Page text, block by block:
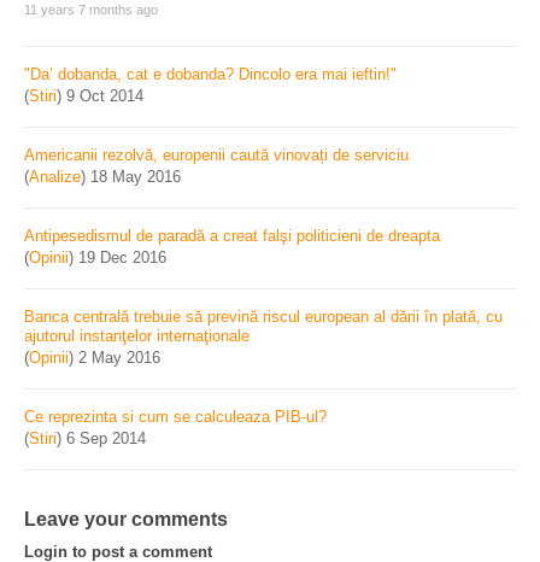
11 years 7 months ago
"Da’ dobanda, cat e dobanda? Dincolo era mai ieftin!"
(Stiri) 9 Oct 2014
Americanii rezolvă, europenii caută vinovați de serviciu
(Analize) 18 May 2016
Antipesedismul de paradă a creat falşi politicieni de dreapta
(Opinii) 19 Dec 2016
Banca centrală trebuie să prevină riscul european al dării în plată, cu
ajutorul instanţelor internaţionale
(Opinii) 2 May 2016
Ce reprezinta si cum se calculeaza PIB-ul?
(Stiri) 6 Sep 2014
Leave your comments
Login to post a comment